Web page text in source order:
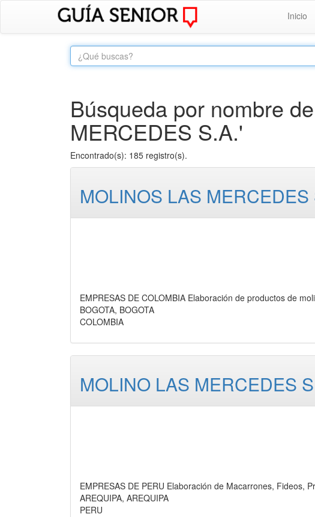
Inicio
Búsqueda por nombre
MERCEDES S.A.'
Encontrado(s): 185 registro(s).
MOLINOS LAS MERCEDES
EMPRESAS DE COLOMBIA Elaboración de productos de
BOGOTA, BOGOTA
COLOMBIA
MOLINO LAS MERCEDES
EMPRESAS DE PERU Elaboración de Macarrones, Fideos,
AREQUIPA, AREQUIPA
PERU